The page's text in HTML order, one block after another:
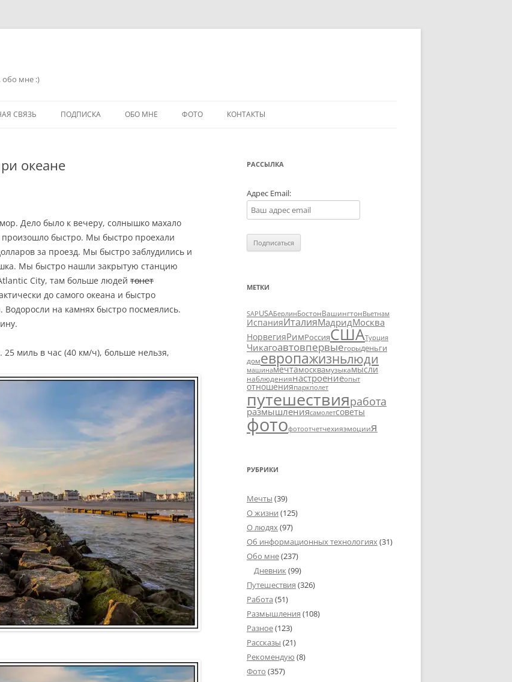
мне :)
СВЯЗЬ ПОДПИСКА ОБО МНЕ ФОТО КОНТАКТЫ
океане
Дело было к вечеру, солнышко махало
произошло быстро. Мы быстро проехали
за проезд. Мы быстро заблудились и
Мы быстро нашли закрытую станцию
City, там больше людей тонет
до самого океана и быстро
на камнях быстро посмеялись.
миль в час (40 км/ч), больше нельзя,
РАССЫЛКА
Адрес Email:
МЕТКИ
SAPUSAБерлинБостонВашингтонВьетнам
ИспанияИталияМадридМосква
НорвегияРимРоссияСШАТурция
Чикагоавтовпервыегорыденьги
домевропажизньлюди
машинамечтамосквамузыкамысли
наблюдениянастроениеопыт
отношенияпаркполет
путешествияработа
размышлениясамолетсоветы
фотофотоотчетчехияэмоциия
РУБРИКИ
Мечты (39)
О жизни (125)
О людях(97)
Об информационных технологиях(31)
Обо мне(237)
Дневник(99)
Путешествия (326)
Работа (51)
Размышления (108)
Разное(123)
Рассказы (21)
Рекомендую (8)
Фото (357)